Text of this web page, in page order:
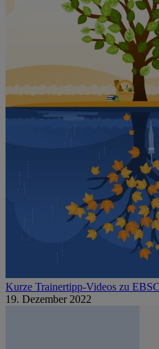
Kurze Trainertipp-Videos zu
19. Dezember 2022